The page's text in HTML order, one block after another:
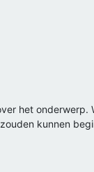
het
kunnen